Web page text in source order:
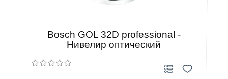
Bosch GOL 32D professional -
Нивелир оптический